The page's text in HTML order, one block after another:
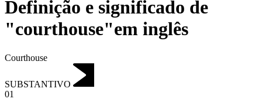
Definição e significado de
"courthouse"em inglês
Courthouse
SUBSTANTIVO
01